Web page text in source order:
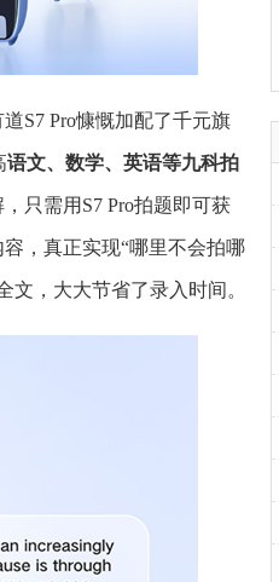
S7 Pro慷慨加配了千元旗
语文、数学、英语等九科拍
只需用S7 Pro拍题即可获
，真正实现“哪里不会拍哪
，大大节省了录入时间。